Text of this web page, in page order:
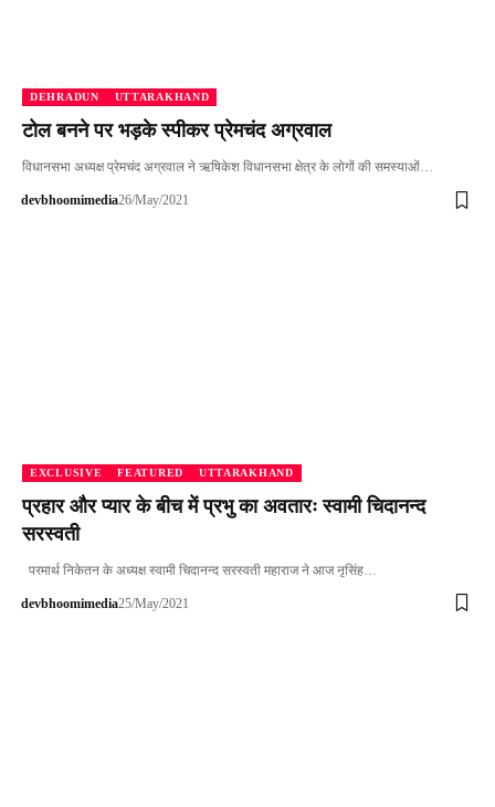
DEHRADUN UTTARAKHAND
टोल बनने पर भड़के स्पीकर प्रेमचंद अग्रवाल
विधानसभा अध्यक्ष प्रेमचंद अग्रवाल ने ऋषिकेश विधानसभा क्षेत्र के लोगों की समस्याओं…
devbhoomimedia26/May/2021
EXCLUSIVE FEATURED UTTARAKHAND
प्रहार और प्यार के बीच में प्रभु का अवतारः स्वामी चिदानन्द
सरस्वती
परमार्थ निकेतन के अध्यक्ष स्वामी चिदानन्द सरस्वती महाराज ने आज नृसिंह…
devbhoomimedia25/May/2021